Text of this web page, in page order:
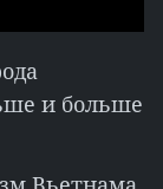
и больше